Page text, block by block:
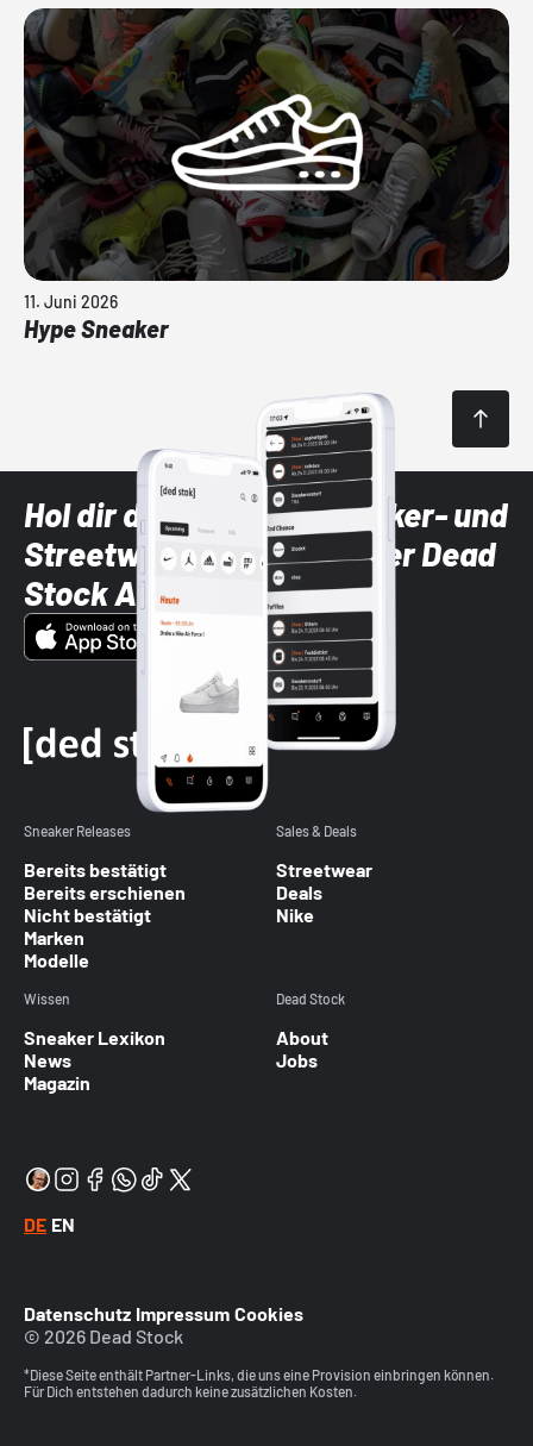
11. Juni 2026
Hype Sneaker
Hol dir die neuesten Sneaker- und
Streetwear-Brands mit der Dead
Stock App
Sneaker Releases
Bereits bestätigt
Bereits erschienen
Nicht bestätigt
Marken
Modelle
Sales & Deals
Streetwear
Deals
Nike
Wissen
Sneaker Lexikon
News
Magazin
Dead Stock
About
Jobs
DE EN
Datenschutz Impressum Cookies
© 2026 Dead Stock
*Diese Seite enthält Partner-Links, die uns eine Provision einbringen können.
Für Dich entstehen dadurch keine zusätzlichen Kosten.